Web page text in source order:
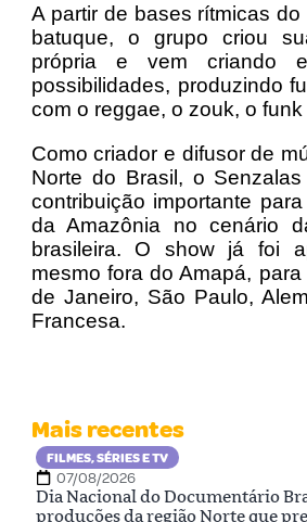
A partir de bases rítmicas
batuque, o grupo criou
própria e vem criando
possibilidades, produzindo
com o reggae, o zouk, o
Como criador e difusor de
Norte do Brasil, o
contribuição importante
da Amazônia no cenário
brasileira. O show já foi
mesmo fora do Amapá,
de Janeiro, São Paulo,
Francesa.
Mais recentes
FILMES, SÉRIES E TV
07/08/2026
Dia Nacional do Documentário
produções da região Norte que